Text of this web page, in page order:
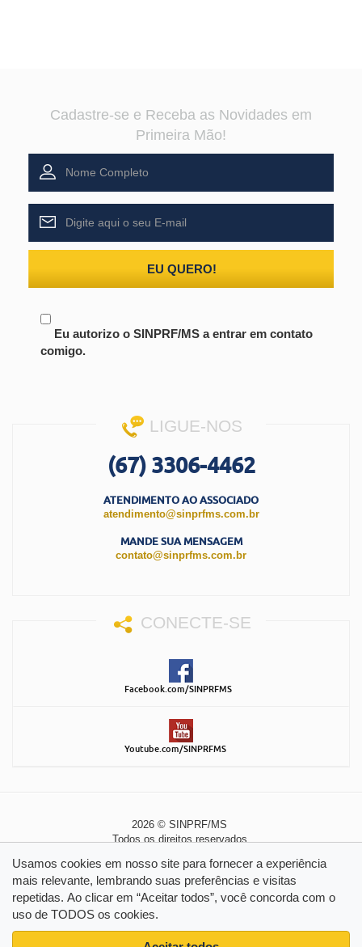
Cadastre-se e Receba as Novidades em
Primeira Mão!
EU QUERO!
Eu autorizo o SINPRF/MS a entrar em contato
comigo.
LIGUE-NOS
(67) 3306-4462
ATENDIMENTO AO ASSOCIADO
atendimento@sinprfms.com.br
MANDE SUA MENSAGEM
contato@sinprfms.com.br
CONECTE-SE
Facebook.com/SINPRFMS
Youtube.com/SINPRFMS
2026 © SINPRF/MS
Todos os direitos reservados
Usamos cookies em nosso site para fornecer a experiência
mais relevante, lembrando suas preferências e visitas
repetidas. Ao clicar em “Aceitar todos”, você concorda com o
uso de TODOS os cookies.